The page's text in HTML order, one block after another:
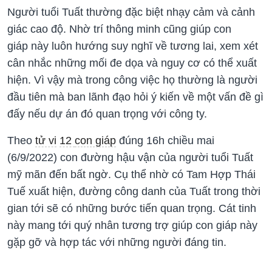
Người tuổi Tuất thường đặc biệt nhạy cảm và cảnh
giác cao độ. Nhờ trí thông minh cũng giúp con
giáp này luôn hướng suy nghĩ về tương lai, xem xét
cân nhắc những mối đe dọa và nguy cơ có thể xuất
hiện. Vì vậy mà trong công việc họ thường là người
đầu tiên mà ban lãnh đạo hỏi ý kiến về một vấn đề gì
đấy nếu dự án đó quan trọng với công ty.
Theo tử vi 12 con giáp đúng 16h chiều mai
(6/9/2022) con đường hậu vận của người tuổi Tuất
mỹ mãn đến bất ngờ. Cụ thể nhờ có Tam Hợp Thái
Tuế xuất hiện, đường công danh của Tuất trong thời
gian tới sẽ có những bước tiến quan trọng. Cát tinh
này mang tới quý nhân tương trợ giúp con giáp này
gặp gỡ và hợp tác với những người đáng tin.